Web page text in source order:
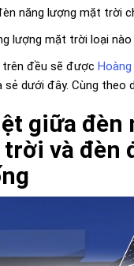
năng lượng mặt trời
lượng mặt trời loại
trên đều sẽ được
sẻ dưới đây. Cùng theo
giữa đèn
và đèn